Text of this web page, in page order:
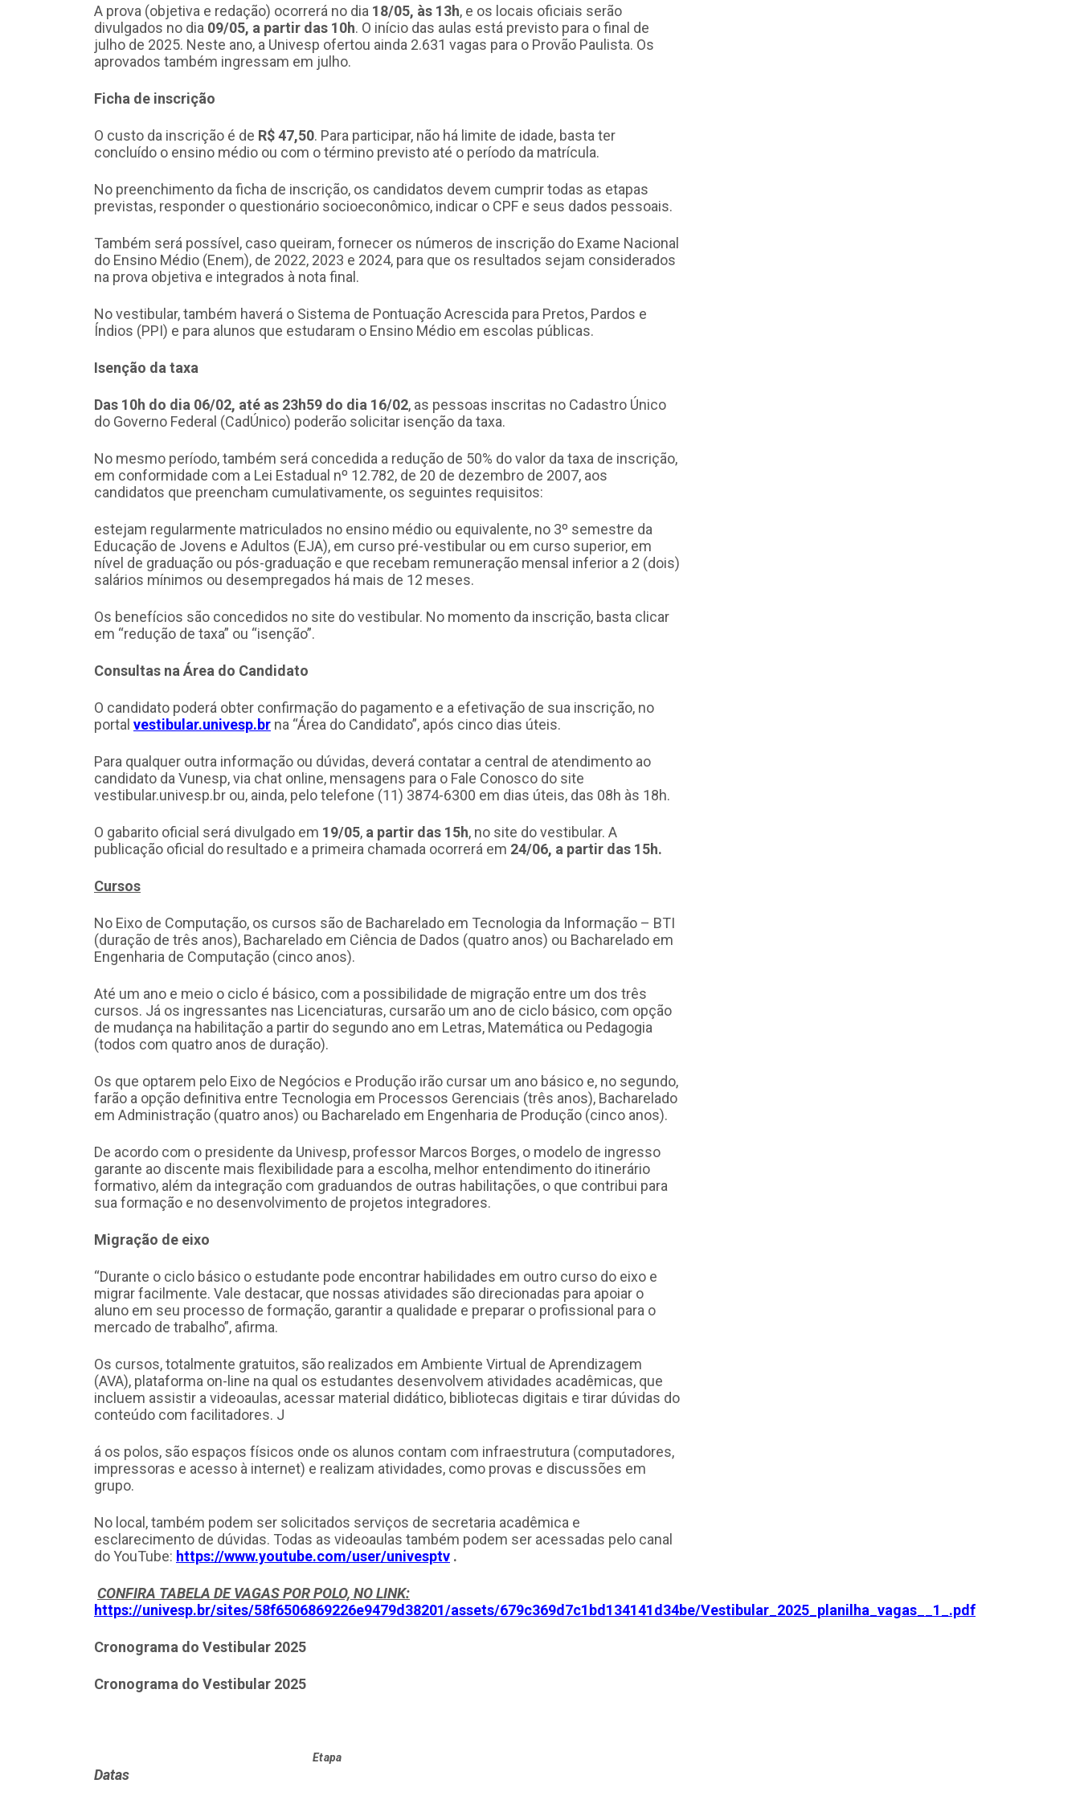
A prova (objetiva e redação) ocorrerá no dia 18/05, às 13h, e os locais oficiais serão
divulgados no dia 09/05, a partir das 10h. O início das aulas está previsto para o final de
julho de 2025. Neste ano, a Univesp ofertou ainda 2.631 vagas para o Provão Paulista. Os
aprovados também ingressam em julho.
Ficha de inscrição
O custo da inscrição é de R$ 47,50. Para participar, não há limite de idade, basta ter
concluído o ensino médio ou com o término previsto até o período da matrícula.
No preenchimento da ficha de inscrição, os candidatos devem cumprir todas as etapas
previstas, responder o questionário socioeconômico, indicar o CPF e seus dados pessoais.
Também será possível, caso queiram, fornecer os números de inscrição do Exame Nacional
do Ensino Médio (Enem), de 2022, 2023 e 2024, para que os resultados sejam considerados
na prova objetiva e integrados à nota final.
No vestibular, também haverá o Sistema de Pontuação Acrescida para Pretos, Pardos e
Índios (PPI) e para alunos que estudaram o Ensino Médio em escolas públicas.
Isenção da taxa
Das 10h do dia 06/02, até as 23h59 do dia 16/02, as pessoas inscritas no Cadastro Único
do Governo Federal (CadÚnico) poderão solicitar isenção da taxa.
No mesmo período, também será concedida a redução de 50% do valor da taxa de inscrição,
em conformidade com a Lei Estadual nº 12.782, de 20 de dezembro de 2007, aos
candidatos que preencham cumulativamente, os seguintes requisitos:
estejam regularmente matriculados no ensino médio ou equivalente, no 3º semestre da
Educação de Jovens e Adultos (EJA), em curso pré-vestibular ou em curso superior, em
nível de graduação ou pós-graduação e que recebam remuneração mensal inferior a 2 (dois)
salários mínimos ou desempregados há mais de 12 meses.
Os benefícios são concedidos no site do vestibular. No momento da inscrição, basta clicar
em “redução de taxa” ou “isenção”.
Consultas na Área do Candidato
O candidato poderá obter confirmação do pagamento e a efetivação de sua inscrição, no
portal vestibular.univesp.br na “Área do Candidato”, após cinco dias úteis.
Para qualquer outra informação ou dúvidas, deverá contatar a central de atendimento ao
candidato da Vunesp, via chat online, mensagens para o Fale Conosco do site
vestibular.univesp.br ou, ainda, pelo telefone (11) 3874-6300 em dias úteis, das 08h às 18h.
O gabarito oficial será divulgado em 19/05, a partir das 15h, no site do vestibular. A
publicação oficial do resultado e a primeira chamada ocorrerá em 24/06, a partir das 15h.
Cursos
No Eixo de Computação, os cursos são de Bacharelado em Tecnologia da Informação – BTI
(duração de três anos), Bacharelado em Ciência de Dados (quatro anos) ou Bacharelado em
Engenharia de Computação (cinco anos).
Até um ano e meio o ciclo é básico, com a possibilidade de migração entre um dos três
cursos. Já os ingressantes nas Licenciaturas, cursarão um ano de ciclo básico, com opção
de mudança na habilitação a partir do segundo ano em Letras, Matemática ou Pedagogia
(todos com quatro anos de duração).
Os que optarem pelo Eixo de Negócios e Produção irão cursar um ano básico e, no segundo,
farão a opção definitiva entre Tecnologia em Processos Gerenciais (três anos), Bacharelado
em Administração (quatro anos) ou Bacharelado em Engenharia de Produção (cinco anos).
De acordo com o presidente da Univesp, professor Marcos Borges, o modelo de ingresso
garante ao discente mais flexibilidade para a escolha, melhor entendimento do itinerário
formativo, além da integração com graduandos de outras habilitações, o que contribui para
sua formação e no desenvolvimento de projetos integradores.
Migração de eixo
“Durante o ciclo básico o estudante pode encontrar habilidades em outro curso do eixo e
migrar facilmente. Vale destacar, que nossas atividades são direcionadas para apoiar o
aluno em seu processo de formação, garantir a qualidade e preparar o profissional para o
mercado de trabalho”, afirma.
Os cursos, totalmente gratuitos, são realizados em Ambiente Virtual de Aprendizagem
(AVA), plataforma on-line na qual os estudantes desenvolvem atividades acadêmicas, que
incluem assistir a videoaulas, acessar material didático, bibliotecas digitais e tirar dúvidas do
conteúdo com facilitadores. J
á os polos, são espaços físicos onde os alunos contam com infraestrutura (computadores,
impressoras e acesso à internet) e realizam atividades, como provas e discussões em
grupo.
No local, também podem ser solicitados serviços de secretaria acadêmica e
esclarecimento de dúvidas. Todas as videoaulas também podem ser acessadas pelo canal
do YouTube: https://www.youtube.com/user/univesptv .
CONFIRA TABELA DE VAGAS POR POLO, NO LINK:
https://univesp.br/sites/58f6506869226e9479d38201/assets/679c369d7c1bd134141d34be/Vestibular_2025_planilha_vagas__1_.pdf
Cronograma do Vestibular 2025
Cronograma do Vestibular 2025
Datas
Etapa